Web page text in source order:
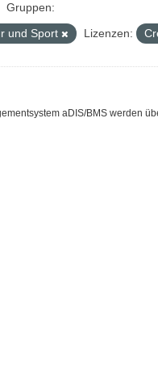
Gruppen:
und Sport Lizenzen:
aDIS/BMS werden